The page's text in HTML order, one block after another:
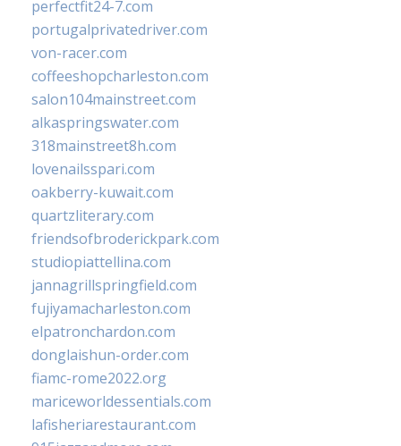
perfectfit24-7.com
portugalprivatedriver.com
von-racer.com
coffeeshopcharleston.com
salon104mainstreet.com
alkaspringswater.com
318mainstreet8h.com
lovenailsspari.com
oakberry-kuwait.com
quartzliterary.com
friendsofbroderickpark.com
studiopiattellina.com
jannagrillspringfield.com
fujiyamacharleston.com
elpatronchardon.com
donglaishun-order.com
fiamc-rome2022.org
mariceworldessentials.com
lafisheriarestaurant.com